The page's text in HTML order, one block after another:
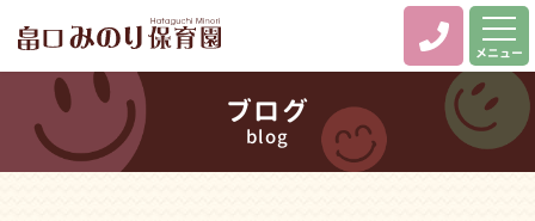
メニュー
ブログ
blog